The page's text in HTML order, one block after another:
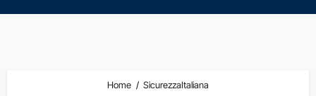
Home SicurezzaItaliana